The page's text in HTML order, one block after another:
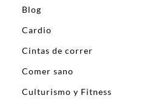
Blog
Cardio
Cintas de correr
Comer sano
Culturismo y Fitness